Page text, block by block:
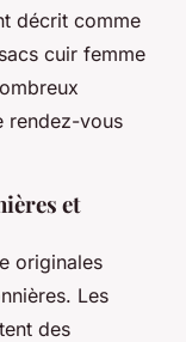
décrit comme
cuir femme
rendez-vous
et
originales
Les
des